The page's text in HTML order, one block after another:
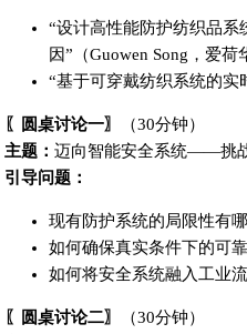
“设计高性能防护纺织品系
因”（Guowen Song，爱荷
“基于可穿戴纺织系统的实
〖圆桌讨论一〗
（30分钟）
主题：迈向智能安全系统——挑
引导问题：
现有防护系统的局限性有
如何确保真实条件下的可
如何将安全系统融入工业
〖圆桌讨论二〗
（30分钟）